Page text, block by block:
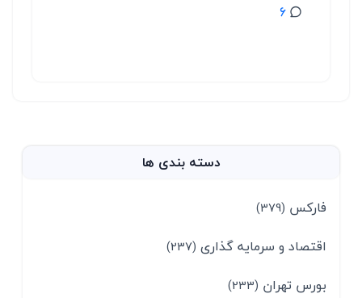
6
دسته بندی ها
فارکس (379)
اقتصاد و سرمایه گذاری (237)
بورس تهران (233)